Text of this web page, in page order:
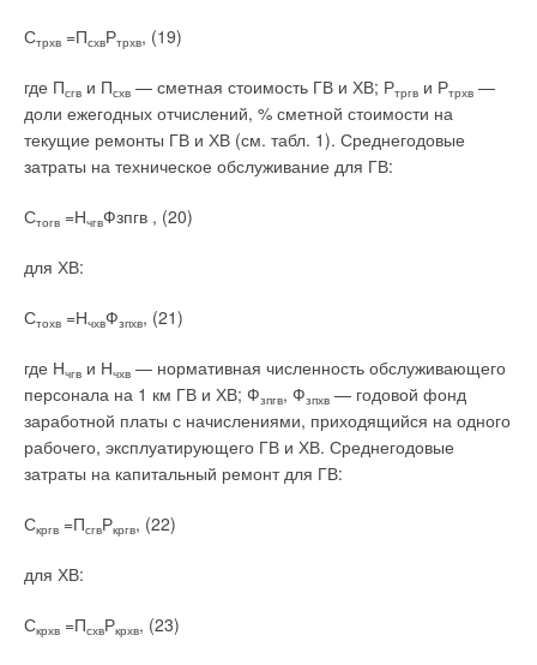
Стрхв =ПсхвРтрхв, (19)
где Псгв и Псхв — сметная стоимость ГВ и ХВ; Ртргв и Ртрхв —
доли ежегодных отчислений, % сметной стоимости на
текущие ремонты ГВ и ХВ (см. табл. 1). Среднегодовые
затраты на техническое обслуживание для ГВ:
Стогв =НчгвФзпгв , (20)
для ХВ:
Стохв =НчхвФзпхв, (21)
где Нчгв и Нчхв — нормативная численность обслуживающего
персонала на 1 км ГВ и ХВ; Фзпгв, Фзпхв — годовой фонд
заработной платы с начислениями, приходящийся на одного
рабочего, эксплуатирующего ГВ и ХВ. Среднегодовые
затраты на капитальный ремонт для ГВ:
Скргв =ПсгвРкргв, (22)
для ХВ:
Скрхв =ПсхвРкрхв, (23)